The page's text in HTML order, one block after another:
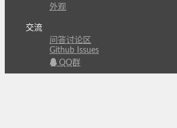
外观
交流
问答讨论区
Github Issues
QQ群